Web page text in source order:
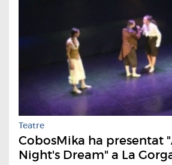
Teatre
CobosMika ha presentat
Night's Dream" a La